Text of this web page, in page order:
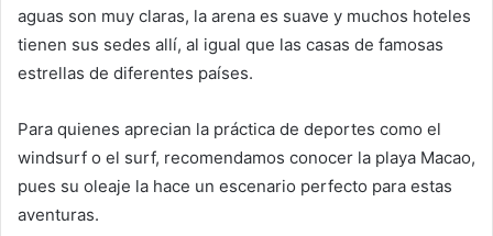
aguas son muy claras, la arena es suave y muchos hoteles
tienen sus sedes allí, al igual que las casas de famosas
estrellas de diferentes países.
Para quienes aprecian la práctica de deportes como el
windsurf o el surf, recomendamos conocer la playa Macao,
pues su oleaje la hace un escenario perfecto para estas
aventuras.